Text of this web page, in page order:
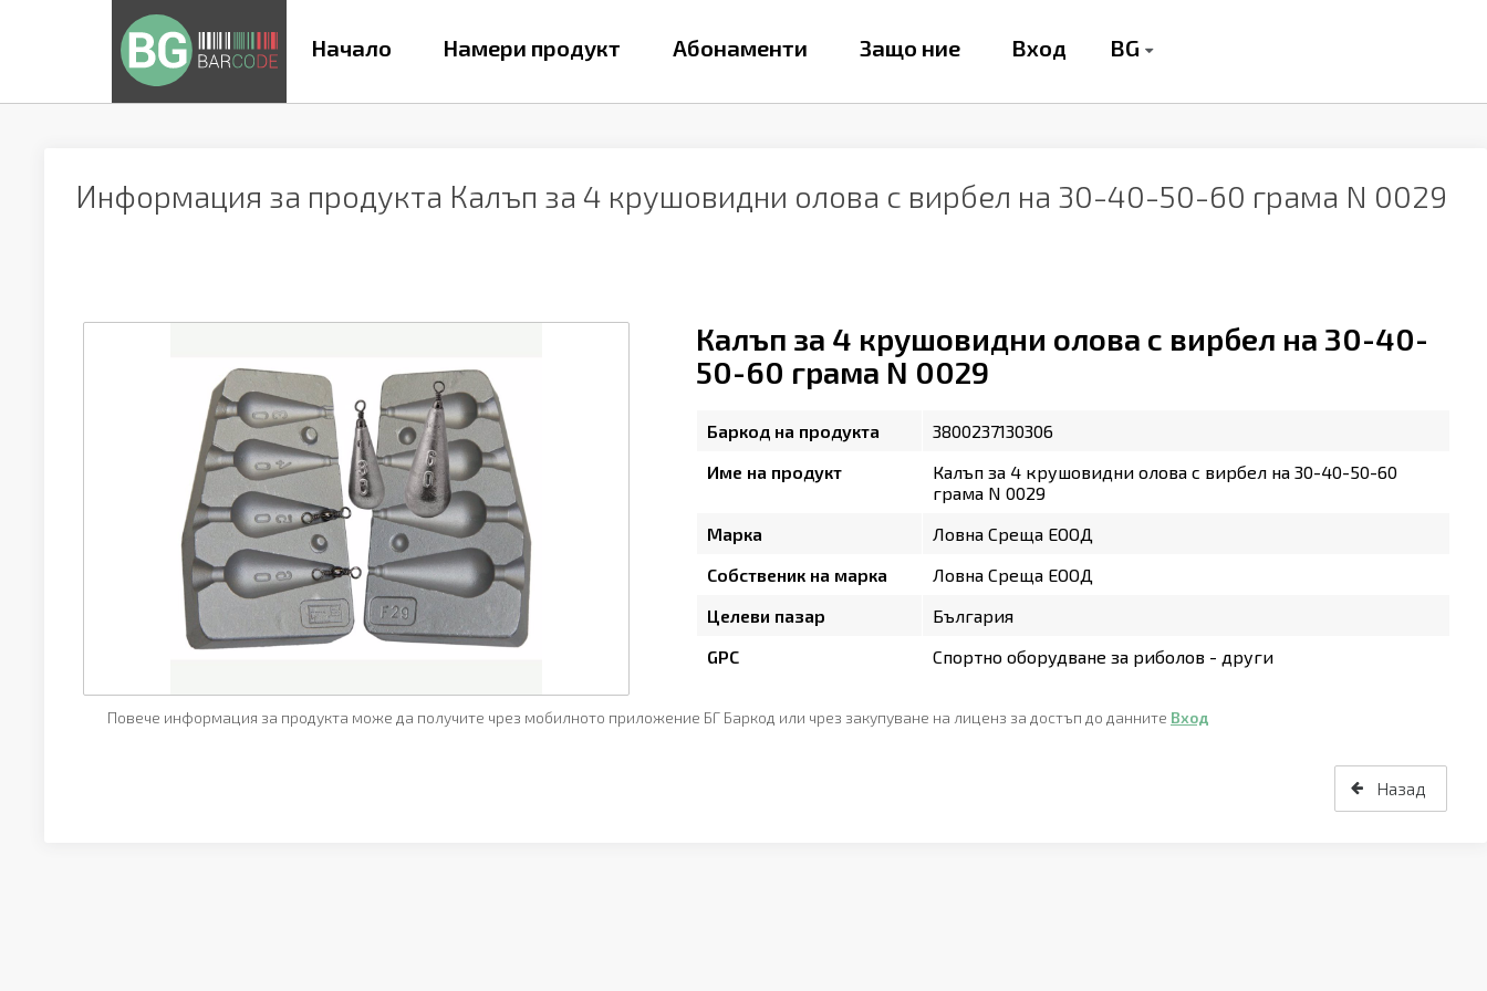
Начало Намери продукт Абонаменти Защо ние Вход BG
Информация за продукта Калъп за 4 крушовидни олова с вирбел на 30-40-50-60 грама N 0029
Калъп за 4 крушовидни олова с вирбел на 30-40-
50-60 грама N 0029
Баркод на продукта
3800237130306
Име на продукт
Калъп за 4 крушовидни олова с вирбел на 30-40-50-60
грама N 0029
Марка
Ловна Среща ЕООД
Собственик на марка
Ловна Среща ЕООД
Целеви пазар
България
GPC
Спортно оборудване за риболов - други
Повече информация за продукта може да получите чрез мобилното приложение БГ Баркод или чрез закупуване на лиценз за достъп до данните Вход
Назад